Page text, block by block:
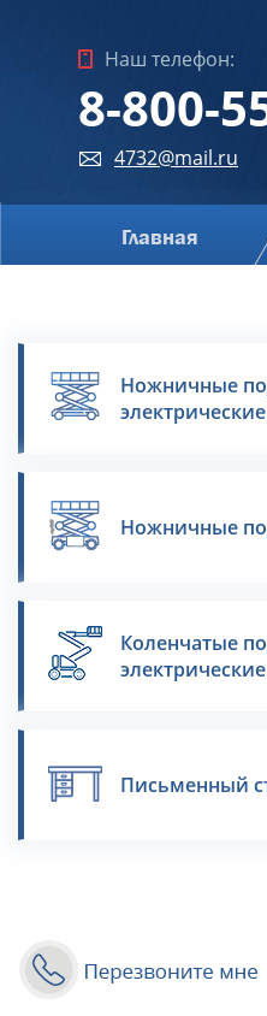
Наш телефон:
8-800-
4732@mail.ru
Главная
Ножничные
электрические
Ножничные
Коленчатые
электрические
Письменный